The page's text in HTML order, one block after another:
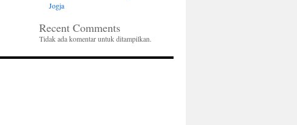
Jogja
Recent Comments
Tidak ada komentar untuk ditampilkan.